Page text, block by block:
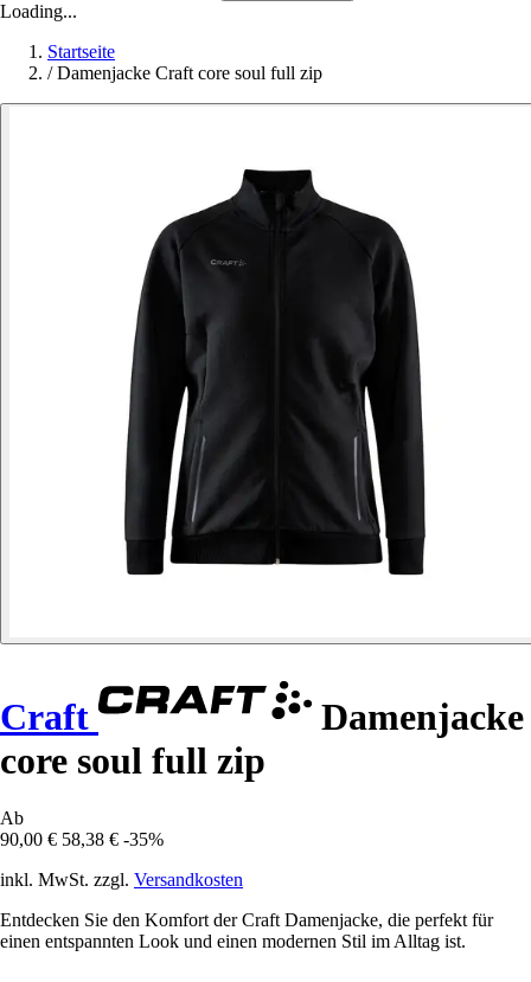
Loading...
Startseite
/ Damenjacke Craft core soul full zip
Craft
Damenjacke
core soul full zip
Ab
90,00 € 58,38 € -35%
inkl. MwSt. zzgl. Versandkosten
Entdecken Sie den Komfort der Craft Damenjacke, die perfekt für
einen entspannten Look und einen modernen Stil im Alltag ist.